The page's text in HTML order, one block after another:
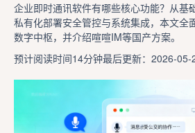
企业即时通讯软件有哪些核心功能？从基
私有化部署安全管控与系统集成，本文全
数字中枢，并介绍喧喧IM等国产方案。
预计阅读时间14分钟最后更新：2026-05-